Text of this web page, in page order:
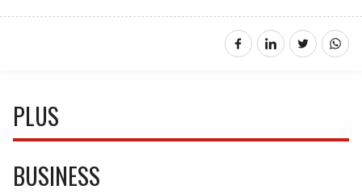
PLUS
BUSINESS